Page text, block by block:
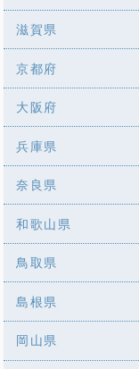
滋賀県
京都府
大阪府
兵庫県
奈良県
和歌山県
鳥取県
島根県
岡山県